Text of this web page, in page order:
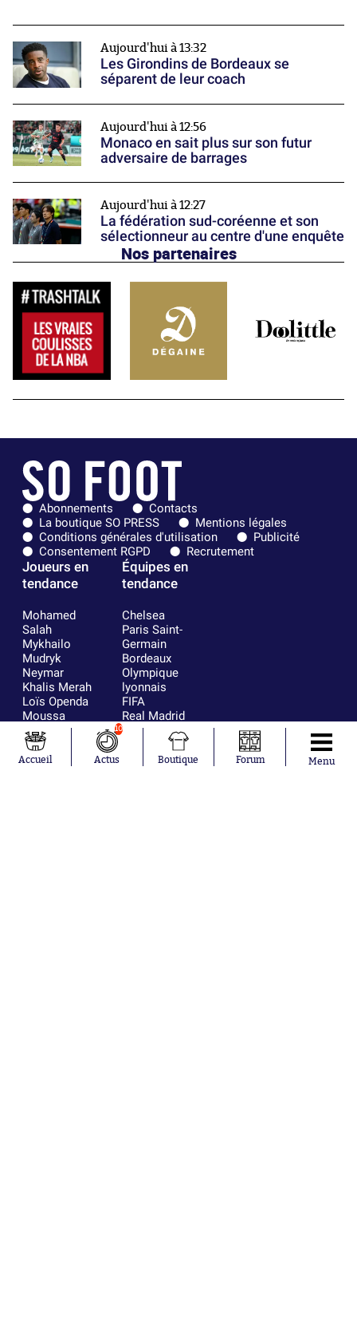
Aujourd'hui à 13:32
Les Girondins de Bordeaux se
séparent de leur coach
Aujourd'hui à 12:56
Monaco en sait plus sur son futur
adversaire de barrages
Aujourd'hui à 12:27
La fédération sud-coréenne et son
sélectionneur au centre d'une enquête
Nos partenaires
Abonnements
Contacts
La boutique SO PRESS
Mentions légales
Conditions générales d'utilisation
Publicité
Consentement RGPD
Recrutement
Joueurs en
tendance
Mohamed
Salah
Mykhailo
Mudryk
Neymar
Khalis Merah
Loïs Openda
Moussa
Niakhaté
Nicolás
Tagliafico
Équipes en
tendance
Chelsea
Paris Saint-
Germain
Bordeaux
Olympique
lyonnais
FIFA
Real Madrid
RC Strasbourg
AC Milan
Accueil
10
Actus Boutique Forum Menu